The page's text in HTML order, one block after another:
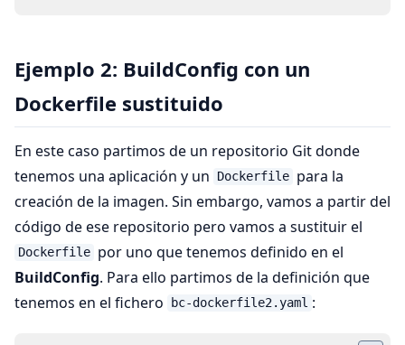
Ejemplo 2: BuildConfig con un
Dockerfile sustituido
En este caso partimos de un repositorio Git donde
tenemos una aplicación y un
Dockerfile para la
creación de la imagen. Sin embargo, vamos a partir del
código de ese repositorio pero vamos a sustituir el
Dockerfile por uno que tenemos definido en el
BuildConfig. Para ello partimos de la definición que
tenemos en el fichero
bc-dockerfile2.yaml :